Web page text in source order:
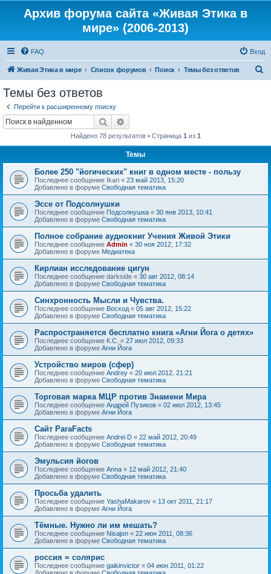
Архив форума сайта «Живая Этика в
мире» (2006-2013)
FAQ Вход
Живая Этика в мире Список форумов Поиск Темы без ответов
Темы без ответов
Перейти к расширенному поиску
Поиск
Найдено 78 результатов • Страница 1 из 1
Темы
Более 250 "йогических" книг в одном месте - пользу
Последнее сообщение Ikari « 23 май 2013, 15:20
Добавлено в форуме Свободная тематика
Эссе от Подсолнушки
Последнее сообщение Подсолнушка « 30 янв 2013, 10:41
Добавлено в форуме Свободная тематика
Полное собрание аудиокниг Учения Живой Этики
Последнее сообщение Admin « 30 ноя 2012, 17:32
Добавлено в форуме Медиатека
Кирлиан исследование цигун
Последнее сообщение darkside « 30 авг 2012, 08:14
Добавлено в форуме Свободная тематика
Синхронность Мысли и Чувства.
Последнее сообщение Восход « 05 авг 2012, 15:22
Добавлено в форуме Свободная тематика
Распространяется бесплатно книга «Агни Йога о детях»
Последнее сообщение К.С. « 27 июл 2012, 09:33
Добавлено в форуме Агни Йога
Устройство миров (сфер)
Последнее сообщение Andrey « 20 июл 2012, 21:21
Добавлено в форуме Свободная тематика
Торговая марка МЦР против Знамени Мира
Последнее сообщение Андрей Пузиков « 02 июл 2012, 13:45
Добавлено в форуме Агни Йога
Сайт ParaFacts
Последнее сообщение Andrei D « 22 май 2012, 20:49
Добавлено в форуме Свободная тематика
Эмульсия йогов
Последнее сообщение Anna « 12 май 2012, 21:40
Добавлено в форуме Свободная тематика
Просьба удалить
Последнее сообщение YashaMakarov « 13 окт 2011, 21:17
Добавлено в форуме Агни Йога
Тёмные. Нужно ли им мешать?
Последнее сообщение Nisajon « 22 июн 2011, 08:36
Добавлено в форуме Свободная тематика
россия = солярис
Последнее сообщение gaikinvictor « 04 июн 2011, 01:22
Добавлено в форуме Свободная тематика